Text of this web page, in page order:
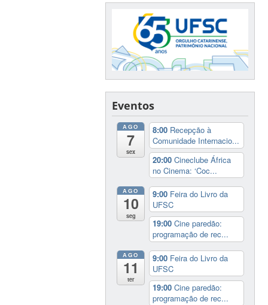
Eventos
AGO
7
sex
8:00 Recepção à
Comunidade Internacio...
20:00Cineclube África
no Cinema: ‘Coc...
AGO
10
seg
9:00 Feira do Livro da
UFSC
19:00Cine paredão:
programação de rec...
AGO
11
ter
9:00 Feira do Livro da
UFSC
19:00Cine paredão:
programação de rec...